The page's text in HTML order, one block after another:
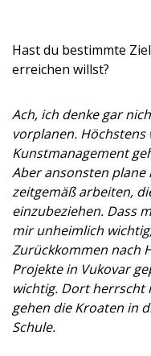
Hast du bestimmte
erreichen willst?
Ach, ich denke gar
vorplanen. Höchstens
Kunstmanagement
Aber ansonsten plane
zeitgemäß arbeiten,
einzubeziehen. Dass
mir unheimlich
Zurückkommen nach
Projekte in Vukovar
wichtig. Dort herrscht
gehen die Kroaten in
Schule.